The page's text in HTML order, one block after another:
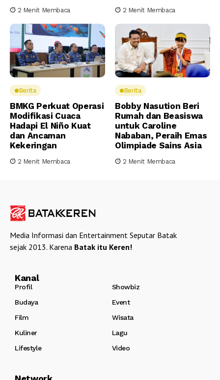
2 Menit Membaca 2 Menit Membaca
Berita
BMKG Perkuat Operasi
Modifikasi Cuaca
Hadapi El Niño Kuat
dan Ancaman
Kekeringan
2 Menit Membaca
Berita
Bobby Nasution Beri
Rumah dan Beasiswa
untuk Caroline
Nababan, Peraih Emas
Olimpiade Sains Asia
2 Menit Membaca
Media Informasi dan Entertainment Seputar Batak
sejak 2013. Karena Batak itu Keren!
Kanal
Profil
Showbiz
Budaya
Event
Film
Wisata
Kuliner
Lagu
Lifestyle
Video